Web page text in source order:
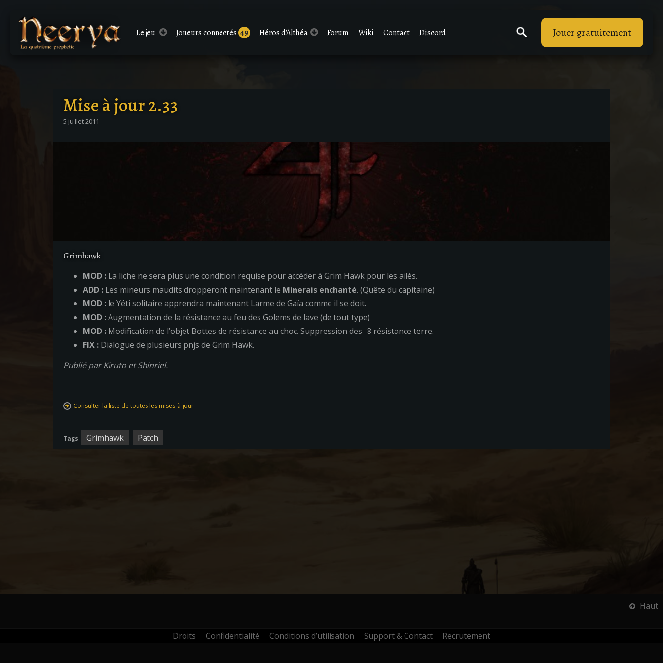
Lejeu Joueurs connectés 49 Héros d'Althéa Forum Wiki Contact Discord Jouer gratuitement
Mise à jour 2.33
5 juillet 2011
Grimhawk
MOD :La liche ne sera plus une condition requise pour accéder à Grim Hawk pour les ailés.
ADD :Les mineurs maudits dropperont maintenant le Minerais enchanté. (Quête du capitaine)
MOD :le Yéti solitaire apprendra maintenant Larme de Gaïa comme il se doit.
MOD :Augmentation de la résistance au feu des Golems de lave (de tout type)
MOD :Modification de l’objet Bottes de résistance au choc. Suppression des -8 résistance terre.
FIX : Dialogue de plusieurs pnjs de Grim Hawk.
Publié par Kiruto et Shinriel.
Consulter la liste de toutes les mises-à-jour
Tags Grimhawk Patch
Haut
Droits Confidentialité Conditions d’utilisation Support & Contact Recrutement